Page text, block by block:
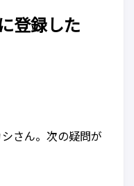
登録した
さん。次の疑問が